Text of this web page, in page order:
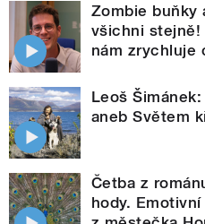
Zombie buňky
všichni stejně!
nám zrychluje
Leoš
aneb Světem
Četba z
hody.